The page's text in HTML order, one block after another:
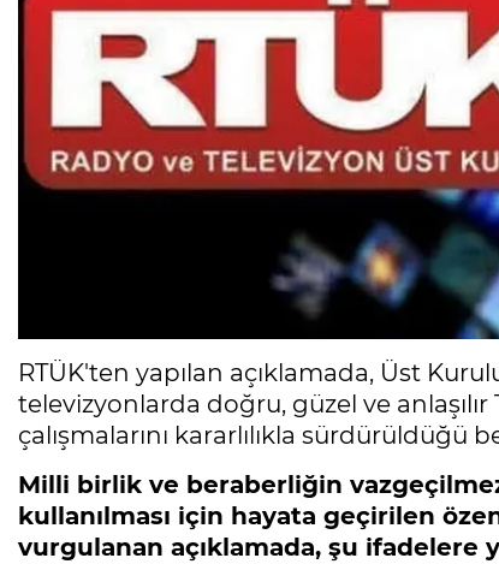
RTÜK'ten yapılan açıklamada, Üst
televizyonlarda doğru, güzel ve anlaşılır
çalışmalarını kararlılıkla sürdürüldüğü
Milli birlik ve beraberliğin
kullanılması için hayata geçirilen
vurgulanan açıklamada, şu ifadelere